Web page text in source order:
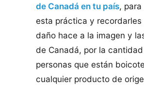
de Canadá en tu país, para
esta práctica y recordarles
daño hace a la imagen y
de Canadá, por la
personas que están
cualquier producto de